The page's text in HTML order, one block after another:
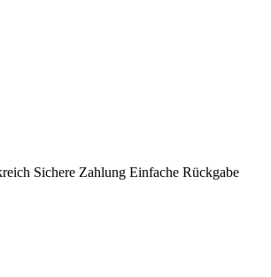
Sichere Zahlung Einfache Rückgabe